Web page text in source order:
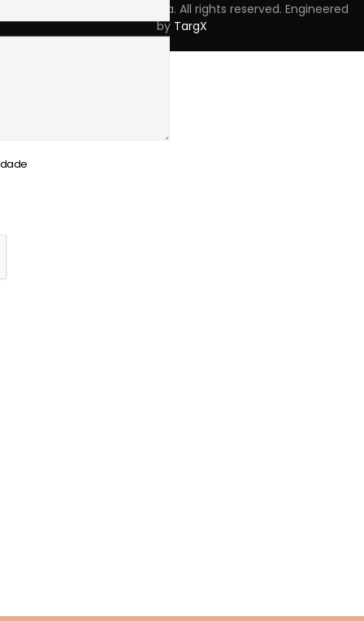
Copyright © 2023 Skpro, Lda. All rights reserved. Engineered
by TargX